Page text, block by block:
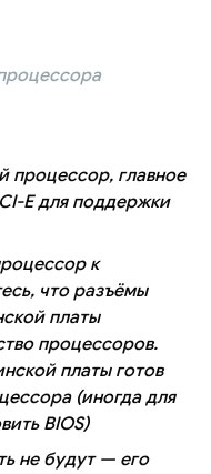
главное
E для поддержки
к
что разъёмы
платы
процессоров.
платы готов
(иногда для
BIOS)
не будут — его